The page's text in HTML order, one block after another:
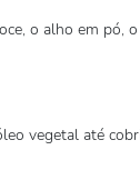
o alho em pó,
vegetal até